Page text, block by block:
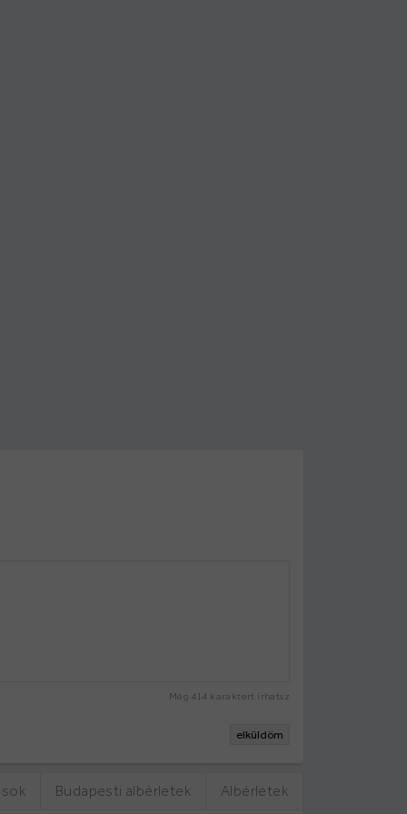
Még 414 karaktert írhatsz
elküldöm
Albérletek
Budapesti albérletek